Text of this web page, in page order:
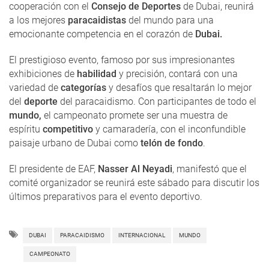
cooperación con el Consejo de Deportes de Dubai, reunirá
a los mejores paracaidistas del mundo para una
emocionante competencia en el corazón de Dubai.
El prestigioso evento, famoso por sus impresionantes
exhibiciones de habilidad y precisión, contará con una
variedad de categorías y desafíos que resaltarán lo mejor
del deporte del paracaidismo. Con participantes de todo el
mundo, el campeonato promete ser una muestra de
espíritu competitivo y camaradería, con el inconfundible
paisaje urbano de Dubai como telón de fondo.
El presidente de EAF, Nasser Al Neyadi, manifestó que el
comité organizador se reunirá este sábado para discutir los
últimos preparativos para el evento deportivo.
DUBAI PARACAIDISMO INTERNACIONAL MUNDO
CAMPEONATO